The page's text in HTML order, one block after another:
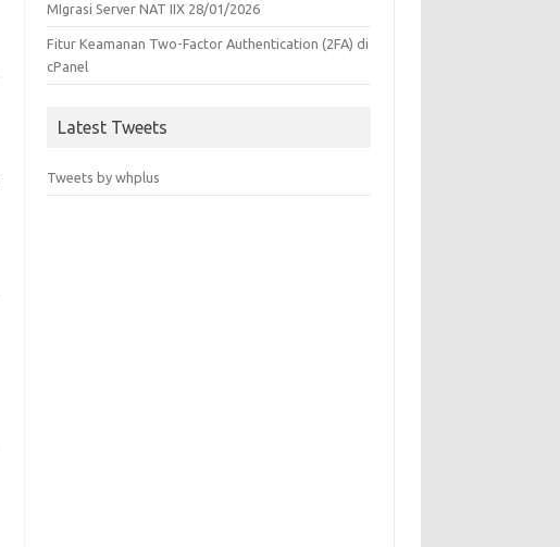
MIgrasi Server NAT IIX 28/01/2026
Fitur Keamanan Two-Factor Authentication (2FA) di
cPanel
Latest Tweets
Tweets by whplus